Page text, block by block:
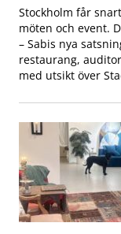
Stockholm får
möten och event.
– Sabis nya
restaurang,
med utsikt över